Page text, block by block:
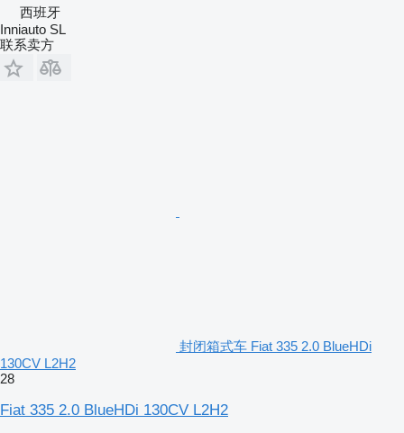
西班牙
Inniauto SL
联系卖方
封闭箱式车 Fiat 335 2.0 BlueHDi
130CV L2H2
28
Fiat 335 2.0 BlueHDi 130CV L2H2